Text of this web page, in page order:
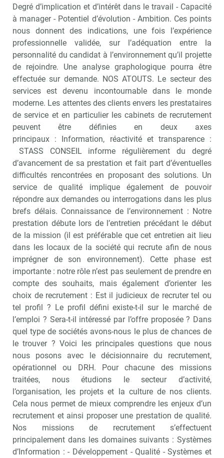
Degré d’implication et d’intérêt dans le travail - Capacité
à manager - Potentiel d’évolution - Ambition. Ces points
nous donnent des indications, une fois l’expérience
professionnelle validée, sur l’adéquation entre la
personnalité du candidat à l’environnement qu’il projette
de rejoindre. Une analyse graphologique pourra être
effectuée sur demande. NOS ATOUTS. Le secteur des
services est devenu incontournable dans le monde
moderne. Les attentes des clients envers les prestataires
de service et en particulier les cabinets de recrutement
peuvent être définies en deux axes
principaux : Information, réactivité et transparence :
STASS CONSEIL informe régulièrement du degré
d’avancement de sa prestation et fait part d’éventuelles
difficultés rencontrées en proposant des solutions. Un
service de qualité implique également de pouvoir
répondre aux demandes ou interrogations dans les plus
brefs délais. Connaissance de l’environnement : Notre
prestation débute lors de l’entretien précédant le début
de la mission (il est préférable que cet entretien ait lieu
dans les locaux de la société qui recrute afin de nous
imprégner de son environnement). Cette phase est
importante : notre rôle n’est pas seulement de prendre en
compte des souhaits, mais également d’orienter les
choix de recrutement : Est il judicieux de recruter tel ou
tel profil ? Le profil défini existe-t-il sur le marché de
l’emploi ? Sera-t-il intéressé par l’offre proposée ? Dans
quel type de sociétés avons-nous le plus de chances de
le trouver ? Voici les principales questions que nous
nous posons avec le décisionnaire du recrutement,
opérationnel ou DRH. Pour chacune des missions
traitées, nous étudions le secteur d’activité,
l’organisation, les projets et la culture de nos clients.
Cela nous permet de mieux comprendre les enjeux d’un
recrutement et ainsi proposer une prestation de qualité.
Nos missions de recrutement s’effectuent
principalement dans les domaines suivants : Systèmes
d’Information : - Développement - Qualité - Systèmes et